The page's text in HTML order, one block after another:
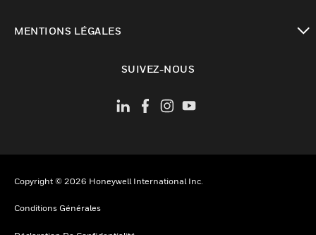
MENTIONS LÉGALES
SUIVEZ-NOUS
Copyright © 2026 Honeywell International Inc.
Conditions Générales